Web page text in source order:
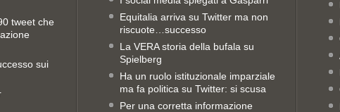
tweet che
sui
Equitalia arriva su Twitter ma non
riscuote…successo
La VERA storia della bufala su
Spielberg
Ha un ruolo istituzionale imparziale
ma fa politica su Twitter: si scusa
Per una corretta informazione